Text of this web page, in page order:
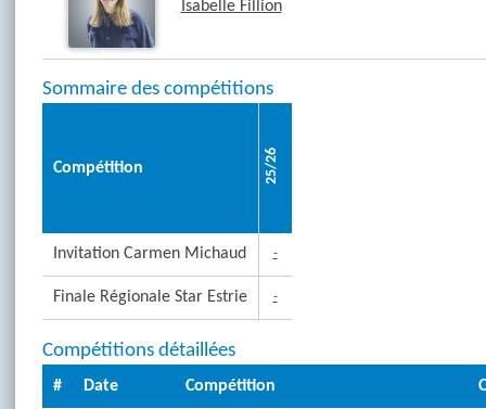
Isabelle Fillion
Sommaire des compétitions
Compétition 25/26
Invitation Carmen Michaud -
Finale Régionale Star Estrie -
Compétitions détaillées
# Date Compétition